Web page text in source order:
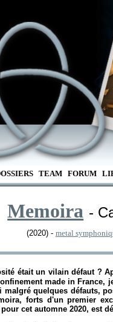
TEAM FORUM
Memoira -
(2020) - metal
était un vilain défaut ?
made in France,
malgré quelques défauts,
forts d'un premier
cet automne 2020, est